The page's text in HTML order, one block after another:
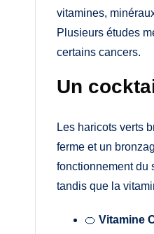
vitamines,
Plusieurs études
certains cancers.
Un
Les haricots verts
ferme et un
fonctionnement du
tandis que la
🍊 Vitamine